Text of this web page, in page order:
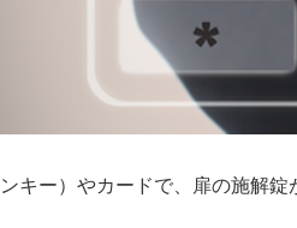
キー）やカードで、扉の施解